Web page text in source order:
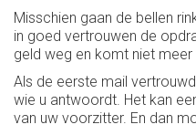
Misschien gaan de bellen
in goed vertrouwen de
geld weg en komt niet meer
Als de eerste mail
wie u antwoordt. Het kan
van uw voorzitter. En dan